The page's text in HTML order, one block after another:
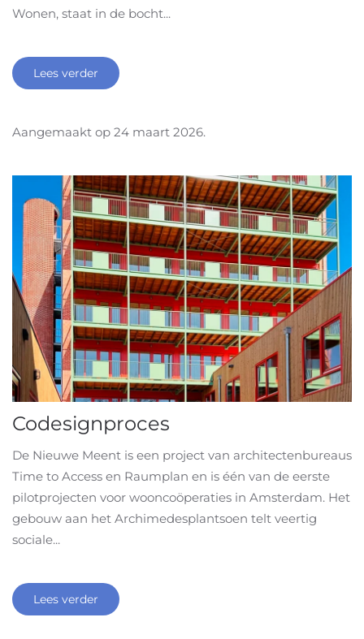
Wonen, staat in de bocht...
Lees verder
Aangemaakt op 24 maart 2026.
Codesignproces
De Nieuwe Meent is een project van architectenbureaus
Time to Access en Raumplan en is één van de eerste
pilotprojecten voor wooncoöperaties in Amsterdam. Het
gebouw aan het Archimedesplantsoen telt veertig
sociale...
Lees verder